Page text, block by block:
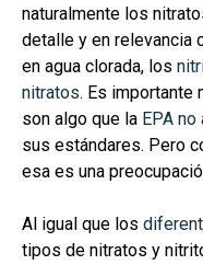
naturalmente los
detalle y en relevancia
en agua clorada, los
nitratos. Es importante
son algo que la EPA
sus estándares. Pero
esa es una
Al igual que los
tipos de nitratos y